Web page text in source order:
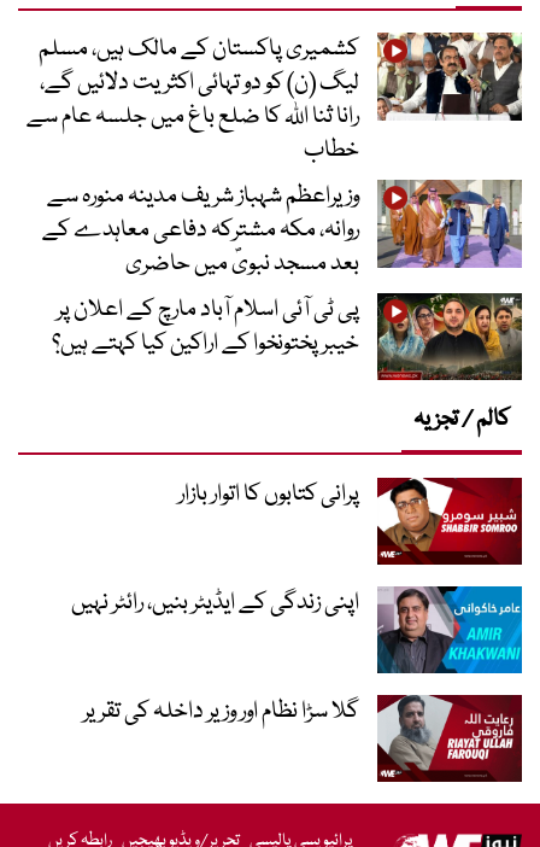
کشمیری پاکستان کے مالک ہیں، مسلم
لیگ (ن) کو دو تہائی اکثریت دلائیں گے،
رانا ثنا اللہ کا ضلع باغ میں جلسہ عام سے
خطاب
وزیراعظم شہباز شریف مدینہ منورہ سے
روانہ، مکہ مشترکہ دفاعی معاہدے کے
بعد مسجد نبویؐ میں حاضری
پی ٹی آئی اسلام آباد مارچ کے اعلان پر
خیبر پختونخوا کے اراکین کیا کہتے ہیں؟
کالم / تجزیہ
پرانی کتابوں کا اتوار بازار
اپنی زندگی کے ایڈیٹر بنیں، رائٹر نہیں
گلا سڑا نظام اور وزیر داخلہ کی تقریر
پرائیویسی پالیسی تحریر/ویڈیو بھیجیں رابطہ کریں